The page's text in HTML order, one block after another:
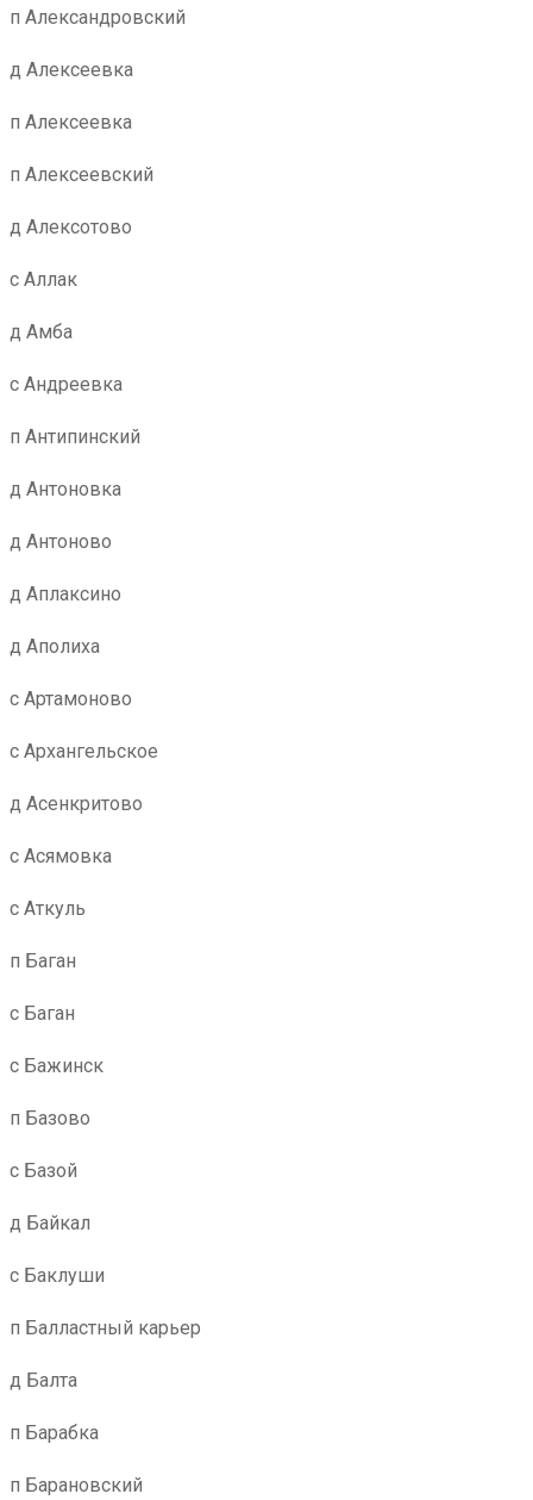
п Александровский
д Алексеевка
п Алексеевка
п Алексеевский
д Алексотово
с Аллак
д Амба
с Андреевка
п Антипинский
д Антоновка
д Антоново
д Аплаксино
д Аполиха
с Артамоново
с Архангельское
д Асенкритово
с Асямовка
с Аткуль
п Баган
с Баган
с Бажинск
п Базово
с Базой
д Байкал
с Баклуши
п Балластный карьер
д Балта
п Барабка
п Барановский